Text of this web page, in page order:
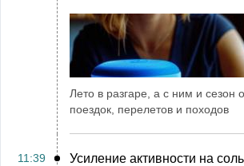
Лето в разгаре, а с ним и сезон
поездок, перелетов и походов
11:39
Усиление активности на